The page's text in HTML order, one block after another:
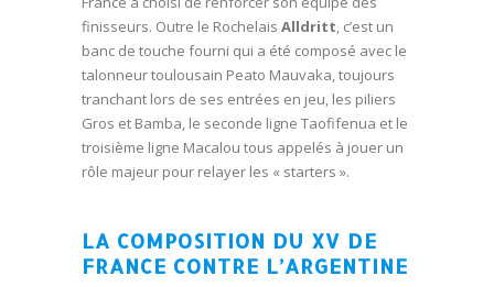
finisseurs. Outre le Rochelais Alldritt, c’est un
banc de touche fourni qui a été composé avec le
talonneur toulousain Peato Mauvaka, toujours
tranchant lors de ses entrées en jeu, les piliers
Gros et Bamba, le seconde ligne Taofifenua et le
troisième ligne Macalou tous appelés à jouer un
rôle majeur pour relayer les « starters ».
LA COMPOSITION DU XV DE
FRANCE CONTRE L’ARGENTINE